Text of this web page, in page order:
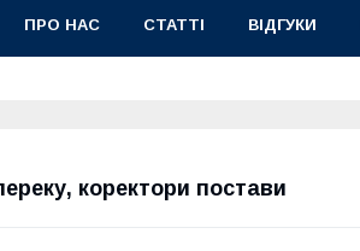
ПРО НАС СТАТТІ ВІДГУКИ
коректори постави